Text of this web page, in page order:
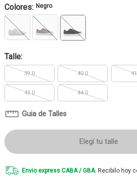
Colores: Negro
Talle:
39.0 40.0
43.0 44.0
Guia de Talles
Elegí tu talle
Envio express CABA / GBA. Recibilo hoy